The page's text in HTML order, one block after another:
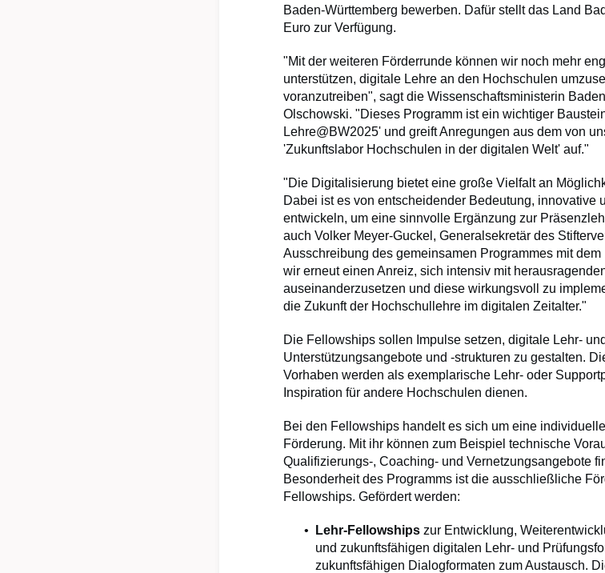
Baden-Württemberg bewerben. Dafür stellt das Land
Euro zur Verfügung.
"Mit der weiteren Förderrunde können wir noch mehr
unterstützen, digitale Lehre an den Hochschulen
voranzutreiben", sagt die Wissenschaftsministerin
Olschowski. "Dieses Programm ist ein wichtiger
Lehre@BW2025' und greift Anregungen aus dem von
'Zukunftslabor Hochschulen in der digitalen Welt' auf."
"Die Digitalisierung bietet eine große Vielfalt an
Dabei ist es von entscheidender Bedeutung, innovative
entwickeln, um eine sinnvolle Ergänzung zur
auch Volker Meyer-Guckel, Generalsekretär des
Ausschreibung des gemeinsamen Programmes mit
wir erneut einen Anreiz, sich intensiv mit
auseinanderzusetzen und diese wirkungsvoll zu
die Zukunft der Hochschullehre im digitalen Zeitalter."
Die Fellowships sollen Impulse setzen, digitale Lehr-
Unterstützungsangebote und -strukturen zu gestalten.
Vorhaben werden als exemplarische Lehr- oder
Inspiration für andere Hochschulen dienen.
Bei den Fellowships handelt es sich um eine
Förderung. Mit ihr können zum Beispiel technische
Qualifizierungs-, Coaching- und Vernetzungsangebote
Besonderheit des Programms ist die ausschließliche
Fellowships. Gefördert werden:
Lehr-Fellowships zur Entwicklung,
und zukunftsfähigen digitalen Lehr- und
zukunftsfähigen Dialogformaten zum Austausch.